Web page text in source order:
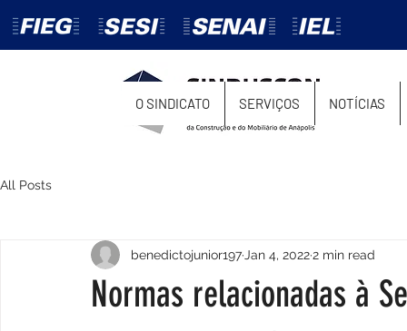
O SINDICATO SERVIÇOS NOTÍCIAS
All Posts
Normas relacionadas à
benedictojunior197 Jan 4, 20222 min read